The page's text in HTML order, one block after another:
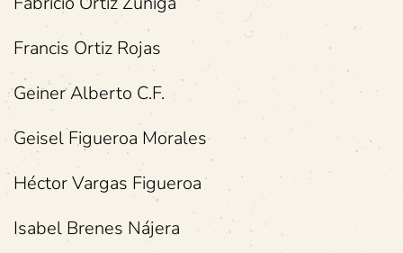
Francis Ortiz Rojas
Geiner Alberto C.F.
Geisel Figueroa Morales
Héctor Vargas Figueroa
Isabel Brenes Nájera